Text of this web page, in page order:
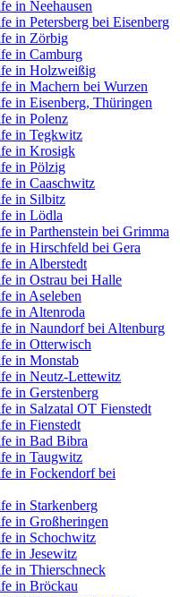
in Neehausen
in Petersberg bei Eisenberg
in Zörbig
in Camburg
in Holzweißig
in Machern bei Wurzen
in Eisenberg, Thüringen
in Polenz
in Tegkwitz
in Krosigk
in Pölzig
in Caaschwitz
in Silbitz
in Lödla
in Parthenstein bei Grimma
in Hirschfeld bei Gera
in Alberstedt
in Ostrau bei Halle
in Aseleben
in Altenroda
in Naundorf bei Altenburg
in Otterwisch
in Monstab
in Neutz-Lettewitz
in Gerstenberg
in Salzatal OT Fienstedt
in Fienstedt
in Bad Bibra
in Taugwitz
in Fockendorf bei
in Starkenberg
in Großheringen
in Schochwitz
in Jesewitz
in Thierschneck
in Bröckau